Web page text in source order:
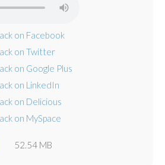
52.54 MB